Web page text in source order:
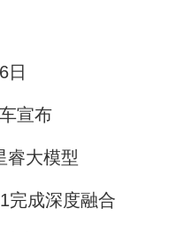
日
宣布
睿大模型
完成深度融合